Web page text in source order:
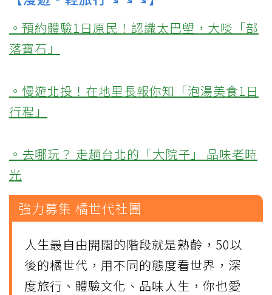
。預約體驗1日原民！認識太巴塱，大啖「部
落寶石」
。慢遊北投！在地里長報你知「泡湯美食1日
行程」
。去哪玩？ 走趟台北的「大院子」 品味老時
光
強力募集 橘世代社團
人生最自由開闊的階段就是熟齡，50以
後的橘世代，用不同的態度看世界，深
度旅行、體驗文化、品味人生，你也愛